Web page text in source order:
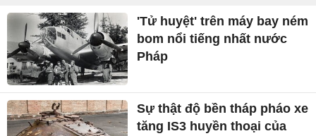
'Tử huyệt' trên máy bay ném
bom nổi tiếng nhất nước
Pháp
Sự thật độ bền tháp pháo xe
tăng IS3 huyền thoại của